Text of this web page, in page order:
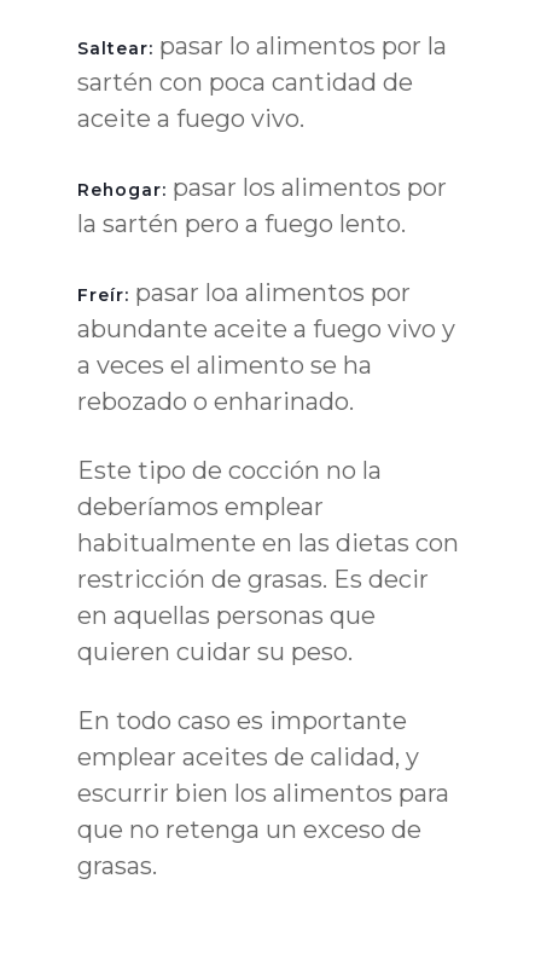
Saltear: pasar lo alimentos por la
sartén con poca cantidad de
aceite a fuego vivo.
Rehogar: pasar los alimentos por
la sartén pero a fuego lento.
Freír: pasar loa alimentos por
abundante aceite a fuego vivo y
a veces el alimento se ha
rebozado o enharinado.
Este tipo de cocción no la
deberíamos emplear
habitualmente en las dietas con
restricción de grasas. Es decir
en aquellas personas que
quieren cuidar su peso.
En todo caso es importante
emplear aceites de calidad, y
escurrir bien los alimentos para
que no retenga un exceso de
grasas.